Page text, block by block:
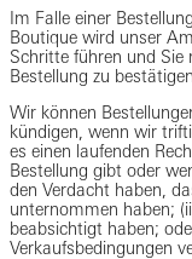
Im Falle einer
Boutique wird unser
Schritte führen und Sie
Bestellung zu
Wir können
kündigen, wenn wir
es einen laufenden
Bestellung gibt oder
den Verdacht haben,
unternommen haben;
beabsichtigt haben;
Verkaufsbedingungen